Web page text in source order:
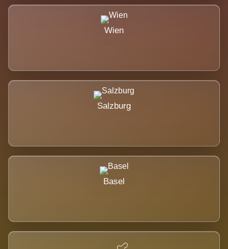
Wien
Salzburg
Basel